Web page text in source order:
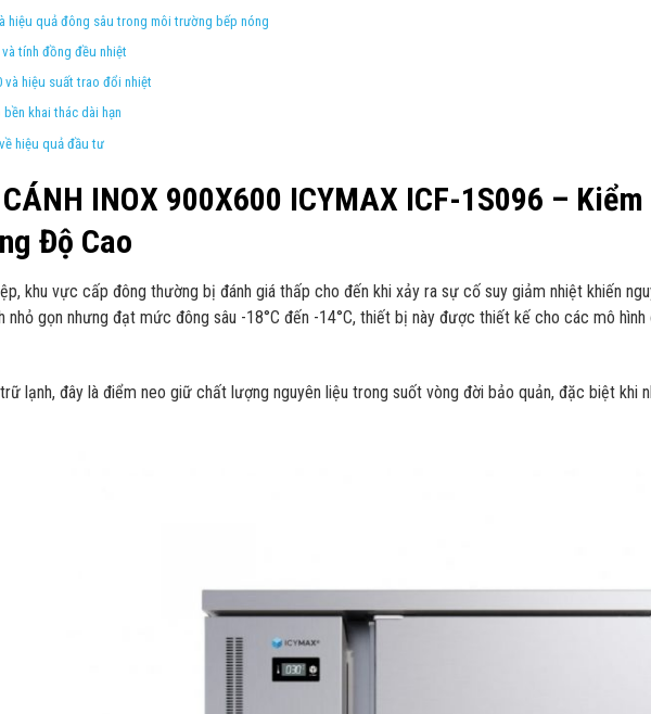
hiệu quả đông sâu trong môi trường bếp nóng
tính đồng đều nhiệt
và hiệu suất trao đổi nhiệt
khai thác dài hạn
hiệu quả đầu tư
INOX 900X600 ICYMAX ICF-1S096 –
Độ Cao
khu vực cấp đông thường bị đánh giá thấp cho đến khi xảy ra sự cố suy giảm nhiệt khiến
nhỏ gọn nhưng đạt mức đông sâu -18°C đến -14°C, thiết bị này được thiết kế cho các mô
lạnh, đây là điểm neo giữ chất lượng nguyên liệu trong suốt vòng đời bảo quản, đặc biệt khi